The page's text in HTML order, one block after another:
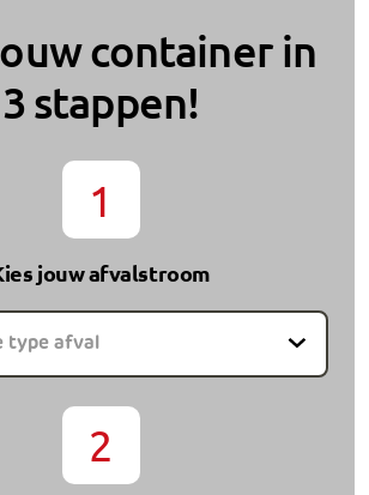
container in
3 stappen!
1
jouw afvalstroom
type afval
2